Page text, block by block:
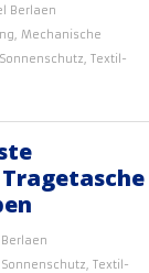
Berlaen
, Mechanische
Sonnenschutz, Textil-
Sonnenschutz, Textil-